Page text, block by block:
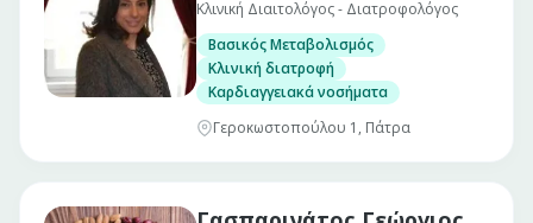
Κλινική Διαιτολόγος - Διατροφολόγος
Βασικός Μεταβολισμός
Κλινική διατροφή
Καρδιαγγειακά νοσήματα
Γεροκωστοπούλου 1, Πάτρα